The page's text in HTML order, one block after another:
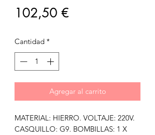
102,50 €Precio
Cantidad *
Agregar al carrito
MATERIAL: HIERRO. VOLTAJE: 220V.
CASQUILLO: G9. BOMBILLAS: 1 X